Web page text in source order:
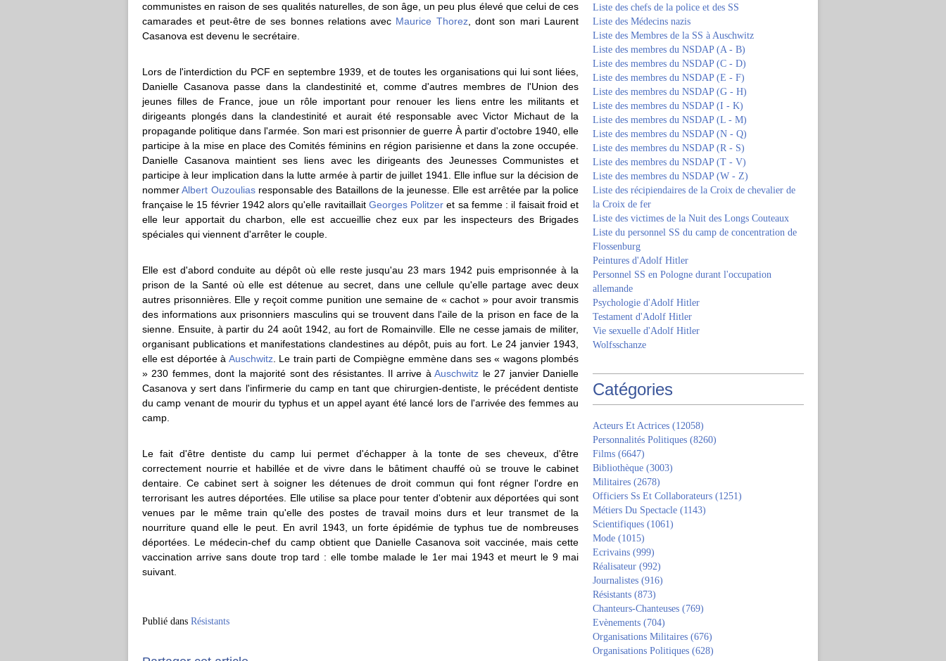
communistes en raison de ses qualités naturelles, de son âge, un peu plus élevé que celui de ces
camarades et peut-être de ses bonnes relations avec Maurice Thorez, dont son mari Laurent
Casanova est devenu le secrétaire.
Lors de l'interdiction du PCF en septembre 1939, et de toutes les organisations qui lui sont liées,
Danielle Casanova passe dans la clandestinité et, comme d'autres membres de l'Union des
jeunes filles de France, joue un rôle important pour renouer les liens entre les militants et
dirigeants plongés dans la clandestinité et aurait été responsable avec Victor Michaut de la
propagande politique dans l'armée. Son mari est prisonnier de guerre À partir d'octobre 1940, elle
participe à la mise en place des Comités féminins en région parisienne et dans la zone occupée.
Danielle Casanova maintient ses liens avec les dirigeants des Jeunesses Communistes et
participe à leur implication dans la lutte armée à partir de juillet 1941. Elle influe sur la décision de
nommerAlbert Ouzouliasresponsable des Bataillons de la jeunesse. Elle est arrêtée par la police
française le 15 février 1942 alors qu'elle ravitaillait Georges Politzer et sa femme : il faisait froid et
elle leur apportait du charbon, elle est accueillie chez eux par les inspecteurs des Brigades
spéciales qui viennent d'arrêter le couple.
Elle est d'abord conduite au dépôt où elle reste jusqu'au 23 mars 1942 puis emprisonnée à la
prison de la Santé où elle est détenue au secret, dans une cellule qu'elle partage avec deux
autres prisonnières. Elle y reçoit comme punition une semaine de « cachot » pour avoir transmis
des informations aux prisonniers masculins qui se trouvent dans l'aile de la prison en face de la
sienne. Ensuite, à partir du 24 août 1942, au fort de Romainville. Elle ne cesse jamais de militer,
organisant publications et manifestations clandestines au dépôt, puis au fort. Le 24 janvier 1943,
elle est déportée à Auschwitz. Le train parti de Compiègne emmène dans ses « wagons plombés
» 230 femmes, dont la majorité sont des résistantes. Il arrive àAuschwitz le 27 janvier Danielle
Casanova y sert dans l'infirmerie du camp en tant que chirurgien-dentiste, le précédent dentiste
du camp venant de mourir du typhus et un appel ayant été lancé lors de l'arrivée des femmes au
camp.
Le fait d'être dentiste du camp lui permet d'échapper à la tonte de ses cheveux, d'être
correctement nourrie et habillée et de vivre dans le bâtiment chauffé où se trouve le cabinet
dentaire. Ce cabinet sert à soigner les détenues de droit commun qui font régner l'ordre en
terrorisant les autres déportées. Elle utilise sa place pour tenter d'obtenir aux déportées qui sont
venues par le même train qu'elle des postes de travail moins durs et leur transmet de la
nourriture quand elle le peut. En avril 1943, un forte épidémie de typhus tue de nombreuses
déportées. Le médecin-chef du camp obtient que Danielle Casanova soit vaccinée, mais cette
vaccination arrive sans doute trop tard : elle tombe malade le 1er mai 1943 et meurt le 9 mai
suivant.
Publié dans Résistants
Liste des chefs de la police et des SS
Liste des Médecins nazis
Liste des Membres de la SS à Auschwitz
Liste des membres du NSDAP (A - B)
Liste des membres du NSDAP (C - D)
Liste des membres du NSDAP (E - F)
Liste des membres du NSDAP (G - H)
Liste des membres du NSDAP (I - K)
Liste des membres du NSDAP (L - M)
Liste des membres du NSDAP (N - Q)
Liste des membres du NSDAP (R - S)
Liste des membres du NSDAP (T - V)
Liste des membres du NSDAP (W - Z)
Liste des récipiendaires de la Croix de chevalier de
la Croix de fer
Liste des victimes de la Nuit des Longs Couteaux
Liste du personnel SS du camp de concentration de
Flossenburg
Peintures d'Adolf Hitler
Personnel SS en Pologne durant l'occupation
allemande
Psychologie d'Adolf Hitler
Testament d'Adolf Hitler
Vie sexuelle d'Adolf Hitler
Wolfsschanze
Catégories
Acteurs Et Actrices (12058)
Personnalités Politiques (8260)
Films (6647)
Bibliothèque (3003)
Militaires (2678)
Officiers Ss Et Collaborateurs (1251)
Métiers Du Spectacle (1143)
Scientifiques (1061)
Mode (1015)
Ecrivains (999)
Réalisateur (992)
Journalistes (916)
Résistants (873)
Chanteurs-Chanteuses (769)
Evènements (704)
Organisations Militaires (676)
Organisations Politiques (628)